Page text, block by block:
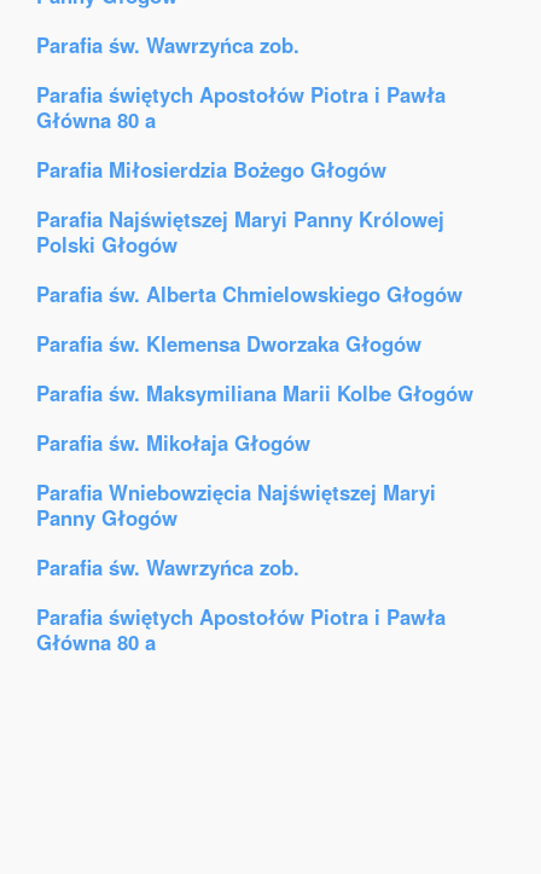
Parafia św. Wawrzyńca zob.
Parafia świętych Apostołów Piotra i Pawła
Główna 80 a
Parafia Miłosierdzia Bożego Głogów
Parafia Najświętszej Maryi Panny Królowej
Polski Głogów
Parafia św. Alberta Chmielowskiego Głogów
Parafia św. Klemensa Dworzaka Głogów
Parafia św. Maksymiliana Marii Kolbe Głogów
Parafia św. Mikołaja Głogów
Parafia Wniebowzięcia Najświętszej Maryi
Panny Głogów
Parafia św. Wawrzyńca zob.
Parafia świętych Apostołów Piotra i Pawła
Główna 80 a